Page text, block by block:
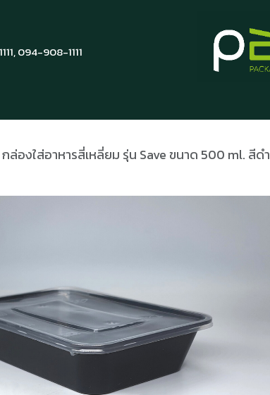
,094-908-1111
กล่องใส่อาหารสี่เหลี่ยม รุ่น Save ขนาด 500 ml. สีดำ